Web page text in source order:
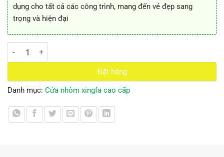
dụng cho tất cả các công trình, mang đến vẻ đẹp sang
trọng và hiện đại
Cửa nhôm xingfa số lượng
Đặt hàng
Danh mục: Cửa nhôm xingfa cao cấp